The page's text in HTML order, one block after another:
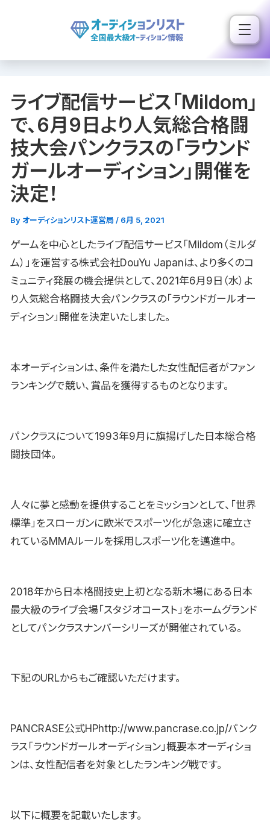
ス
ライブ配信サービス「Mildom」
で、6月9日より人気総合格闘
技大会パンクラスの「ラウンド
ガールオーディション」開催を
決定！
By オーディションリスト運営局 / 6月 5, 2021
ゲームを中心としたライブ配信サービス「Mildom（ミルダ
ム）」を運営する株式会社DouYu Japanは、より多くのコ
ミュニティ発展の機会提供として、2021年6月9日（水）よ
り人気総合格闘技大会パンクラスの「ラウンドガールオー
ディション」開催を決定いたしました。
本オーディションは、条件を満たした女性配信者がファン
ランキングで競い、賞品を獲得するものとなります。
パンクラスについて1993年9月に旗揚げした日本総合格
闘技団体。
人々に夢と感動を提供することをミッションとして、「世界
標準」をスローガンに欧米でスポーツ化が急速に確立さ
れているMMAルールを採用しスポーツ化を邁進中。
2018年から日本格闘技史上初となる新木場にある日本
最大級のライブ会場「スタジオコースト」をホームグランド
としてパンクラスナンバーシリーズが開催されている。
下記のURLからもご確認いただけます。
PANCRASE公式HPhttp://www.pancrase.co.jp/パンク
ラス「ラウンドガールオーディション」概要本オーディショ
ンは、女性配信者を対象としたランキング戦です。
以下に概要を記載いたします。